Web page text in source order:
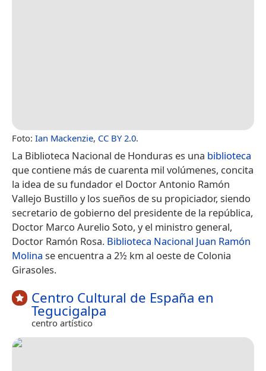
Foto: Ian Mackenzie, CC BY 2.0.
La Biblioteca Nacional de Honduras es una biblioteca
que contiene más de cuarenta mil volúmenes, concita
la idea de su fundador el Doctor Antonio Ramón
Vallejo Bustillo y los sueños de su propiciador, siendo
secretario de gobierno del presidente de la república,
Doctor Marco Aurelio Soto, y el ministro general,
Doctor Ramón Rosa. Biblioteca Nacional Juan Ramón
Molina se encuentra a 2½ km al oeste de Colonia
Girasoles.
Centro Cultural de España en
Tegucigalpa
centro artístico